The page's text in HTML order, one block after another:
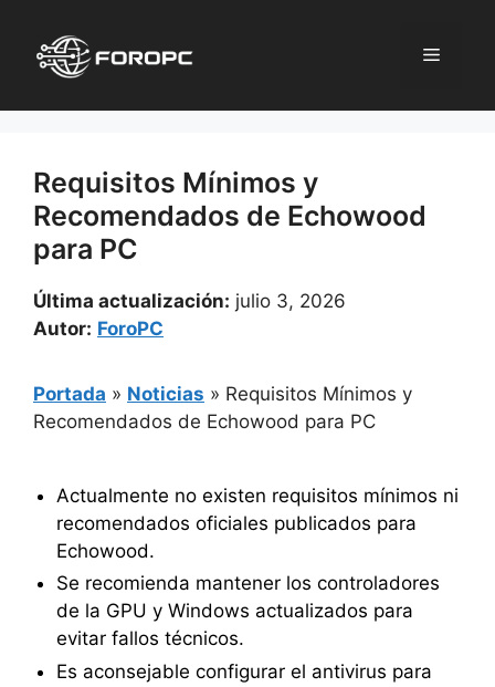
contenido
Menú
Requisitos Mínimos y
Recomendados de Echowood
para PC
Última actualización: julio 3, 2026
Autor: ForoPC
Portada » Noticias » Requisitos Mínimos y
Recomendados de Echowood para PC
Actualmente no existen requisitos mínimos ni
recomendados oficiales publicados para
Echowood.
Se recomienda mantener los controladores
de la GPU y Windows actualizados para
evitar fallos técnicos.
Es aconsejable configurar el antivirus para